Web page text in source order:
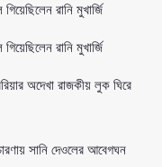
রানি মুখার্জি
রানি মুখার্জি
অদেখা রাজকীয় লুক ঘিরে
সানি দেওলের আবেগঘন